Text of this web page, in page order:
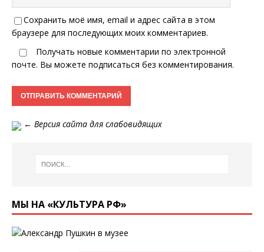
Сохранить моё имя, email и адрес сайта в этом
браузере для последующих моих комментариев.
Получать новые комментарии по электронной
почте. Вы можете подписаться без комментирования.
← Версия сайта для слабовидящих
МЫ НА «КУЛЬТУРА РФ»